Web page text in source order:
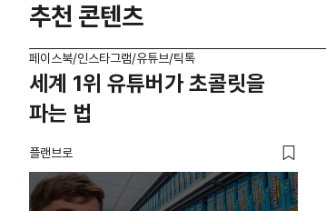
추천 콘텐츠
페이스북/인스타그램/유튜브/틱톡
세계 1위 유튜버가 초콜릿을
파는 법
플랜브로